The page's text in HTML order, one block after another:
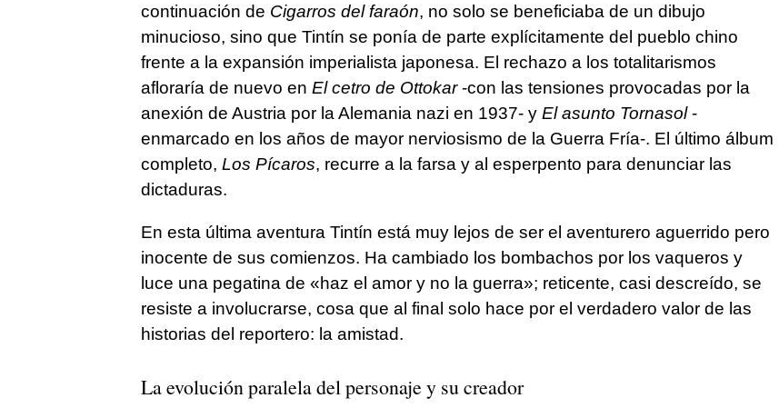
continuación de Cigarros del faraón, no solo se beneficiaba de un dibujo
minucioso, sino que Tintín se ponía de parte explícitamente del pueblo chino
frente a la expansión imperialista japonesa. El rechazo a los totalitarismos
afloraría de nuevo en El cetro de Ottokar-con las tensiones provocadas por la
anexión de Austria por la Alemania nazi en 1937- y El asunto Tornasol-
enmarcado en los años de mayor nerviosismo de la Guerra Fría-. El último álbum
completo, Los Pícaros, recurre a la farsa y al esperpento para denunciar las
dictaduras.
En esta última aventura Tintín está muy lejos de ser el aventurero aguerrido pero
inocente de sus comienzos. Ha cambiado los bombachos por los vaqueros y
luce una pegatina de «haz el amor y no la guerra»; reticente, casi descreído, se
resiste a involucrarse, cosa que al final solo hace por el verdadero valor de las
historias del reportero: la amistad.
La evolución paralela del personaje y su creador